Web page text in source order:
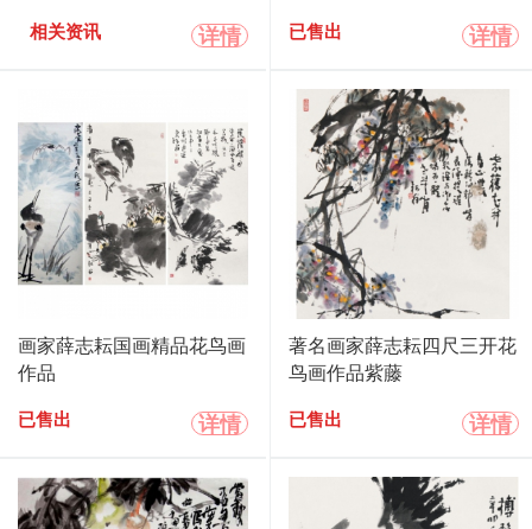
相关资讯 详情 已售出 详情
画家薛志耘国画精品花鸟画
作品
已售出 详情
著名画家薛志耘四尺三开花
鸟画作品紫藤
已售出 详情